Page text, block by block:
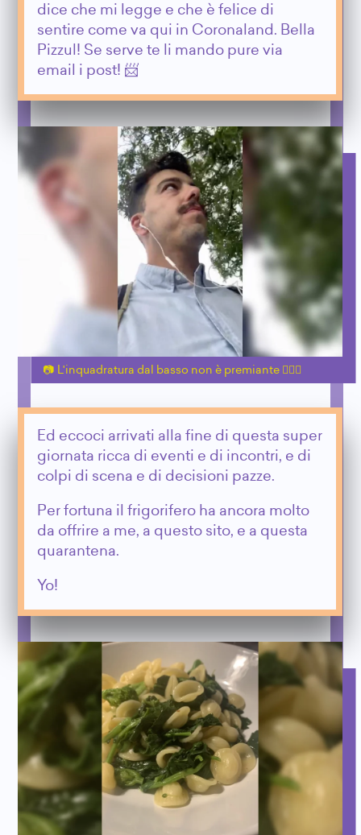
dice che mi legge e che è felice di
sentire come va qui in Coronaland. Bella
Pizzul! Se serve te li mando pure via
email i post! 📨
L'inquadratura dal basso non è premiante 🙅🏼‍♂️
Ed eccoci arrivati alla fine di questa super
giornata ricca di eventi e di incontri, e di
colpi di scena e di decisioni pazze.
Per fortuna il frigorifero ha ancora molto
da offrire a me, a questo sito, e a questa
quarantena.
Yo!